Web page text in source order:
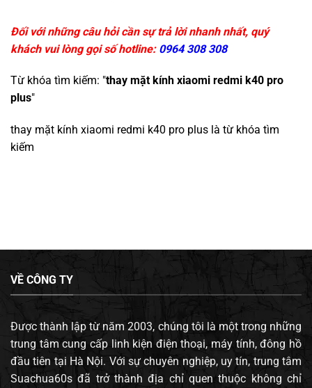
Đối với những câu hỏi cần sự trả lời nhanh nhất, quý
khách vui lòng gọi số hotline: 0964 308 308
Từ khóa tìm kiếm: "thay mặt kính xiaomi redmi k40 pro
plus"
thay mặt kính xiaomi redmi k40 pro plus là từ khóa tìm
kiếm
VỀ CÔNG TY
Được thành lập từ năm 2003, chúng tôi là một trong những
trung tâm cung cấp linh kiện điện thoại, máy tính, đông hồ
đầu tiên tại Hà Nội. Với sự chuyên nghiệp, uy tín, trung tâm
Suachua60s đã trở thành địa chỉ quen thuộc không chỉ